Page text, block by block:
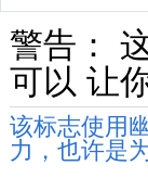
警告：
可以 让
该标志使用
力，也许是